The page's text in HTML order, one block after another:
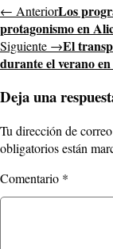
← AnteriorLos
protagonismo en
Siguiente →El
durante el verano
Deja una
Tu dirección de
obligatorios están
Comentario *